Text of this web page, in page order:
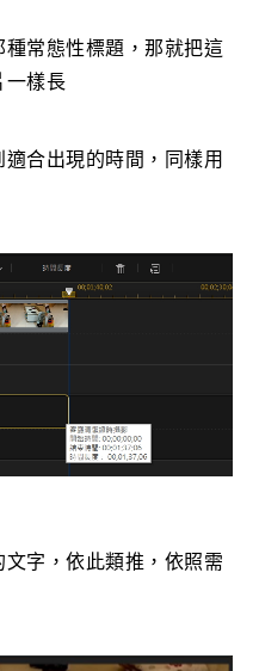
常態性標題，那就把這
一樣長
合出現的時間，同樣用
字，依此類推，依照需